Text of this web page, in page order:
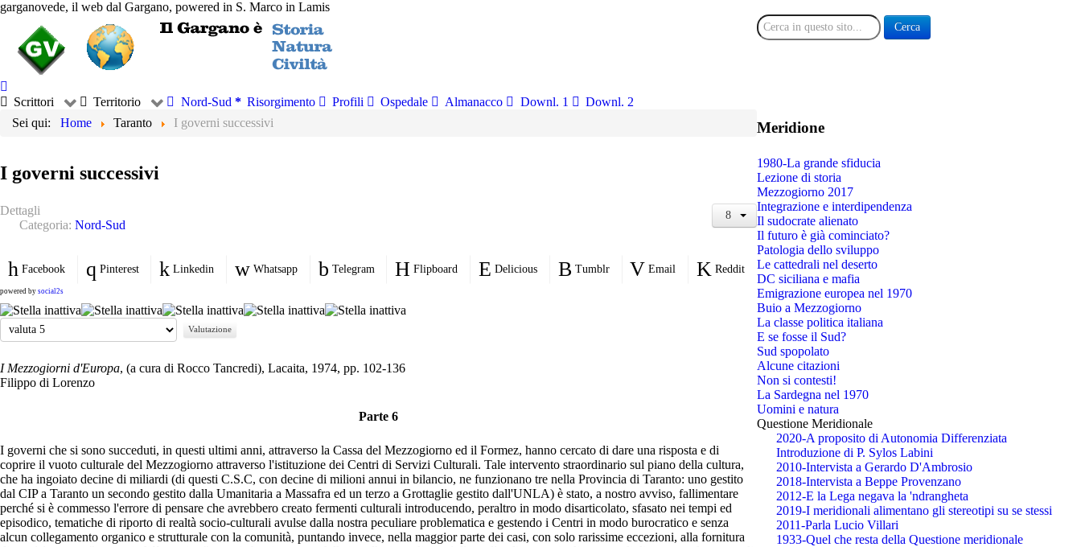
garganovede, il web dal Gargano, powered in S. Marco in Lamis
Cerca
Cerca
Scrittori Territorio Nord-Sud Risorgimento Profili Ospedale Almanacco Downl. 1
Downl. 2
Sei qui:
Home Taranto I governi successivi
I governi successivi
Dettagli
Categoria: Nord-Sud
Facebook Pinterest Linkedin Whatsapp Telegram Flipboard Delicious Tumblr Email Reddit
powered by social2s
Valuta
I Mezzogiorni d'Europa, (a cura di Rocco Tancredi), Lacaita, 1974, pp. 102-136
Filippo di Lorenzo
Parte 6
I governi che si sono succeduti, in questi ultimi anni, attraverso la Cassa del Mezzogiorno ed il Formez, hanno cercato di dare una risposta e di
coprire il vuoto culturale del Mezzogiorno attraverso l'istituzione dei Centri di Servizi Culturali. Tale intervento straordinario sul piano della cultura,
che ha ingoiato decine di miliardi (di questi C.S.C, con decine di milioni annui in bilancio, ne funzionano tre nella Provincia di Taranto: uno gestito
dal CIP a Taranto un secondo gestito dalla Umanitaria a Massafra ed un terzo a Grottaglie gestito dall'UNLA) è stato, a nostro avviso, fallimentare
perché si è commesso l'errore di pensare che avrebbero creato fermenti culturali introducendo, peraltro in modo disarticolato, sfasato nei tempi ed
episodico, tematiche di riporto di realtà socio-culturali avulse dalla nostra peculiare problematica e gestendo i Centri in modo burocratico e senza
alcun collegamento organico e strutturale con la comunità, puntando invece, nella maggior parte dei casi, con solo rarissime eccezioni, alla fornitura
Meridione
1980-La grande sfiducia
Lezione di storia
Mezzogiorno 2017
Integrazione e interdipendenza
Il sudocrate alienato
Il futuro è già cominciato?
Patologia dello sviluppo
Le cattedrali nel deserto
DC siciliana e mafia
Emigrazione europea nel 1970
Buio a Mezzogiorno
La classe politica italiana
E se fosse il Sud?
Sud spopolato
Alcune citazioni
Non si contesti!
La Sardegna nel 1970
Uomini e natura
Questione Meridionale
2020-A proposito di Autonomia Differenziata
Introduzione di P. Sylos Labini
2010-Intervista a Gerardo D'Ambrosio
2018-Intervista a Beppe Provenzano
2012-E la Lega negava la 'ndrangheta
2019-I meridionali alimentano gli stereotipi su se stessi
2011-Parla Lucio Villari
1933-Quel che resta della Questione meridionale